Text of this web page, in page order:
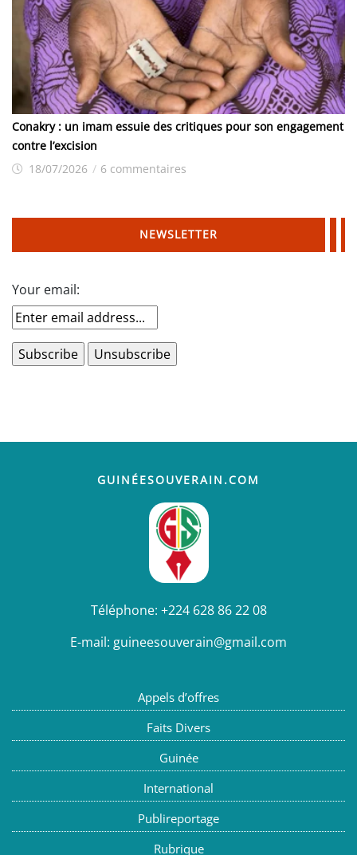
Conakry : un imam essuie des critiques pour son engagement
contre l’excision
18/07/2026 / 6 commentaires
NEWSLETTER
Your email:
GUINÉESOUVERAIN.COM
Téléphone: +224 628 86 22 08
E-mail: guineesouverain@gmail.com
Appels d’offres
Faits Divers
Guinée
International
Publireportage
Rubrique